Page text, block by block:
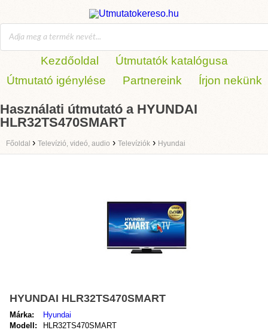
Kezdőoldal
Útmutatók katalógusa
Útmutató igénylése
Partnereink Írjon nekünk
Használati útmutató a HYUNDAI
HLR32TS470SMART
Főoldal › Televízió, videó, audio › Televíziók › Hyundai
HYUNDAI HLR32TS470SMART
Márka:
Hyundai
Modell:
HLR32TS470SMART